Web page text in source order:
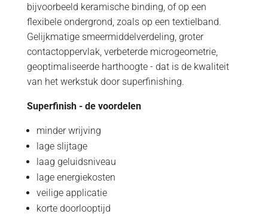
bijvoorbeeld keramische binding, of op een
flexibele ondergrond, zoals op een textielband.
Gelijkmatige smeermiddelverdeling, groter
contactoppervlak, verbeterde microgeometrie,
geoptimaliseerde harthoogte - dat is de kwaliteit
van het werkstuk door superfinishing.
Superfinish - de voordelen
minder wrijving
lage slijtage
laag geluidsniveau
lage energiekosten
veilige applicatie
korte doorlooptijd